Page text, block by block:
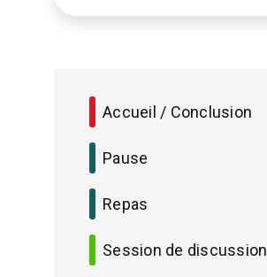
Accueil / Conclusion
Pause
Repas
Session de discussion